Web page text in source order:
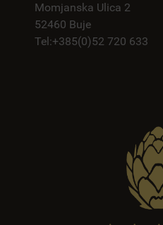
Momjanska Ulica 2
52460 Buje
Tel:+385(0)52 720 633